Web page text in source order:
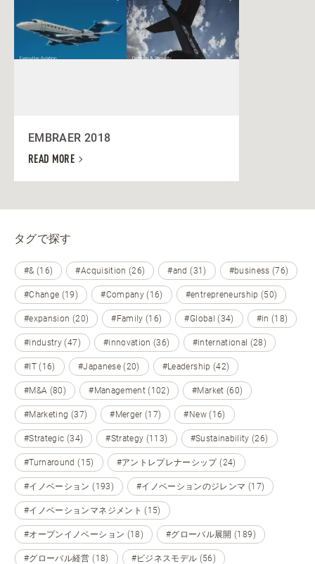
EMBRAER 2018
READ MORE
タグで探す
#& (16) #Acquisition (26) #and (31) #business (76)
#Change (19) #Company (16) #entrepreneurship (50)
#expansion (20) #Family (16) #Global (34) #in (18)
#industry (47) #innovation (36) #international (28)
#IT (16) #Japanese (20) #Leadership (42)
#M&A (80) #Management (102) #Market (60)
#Marketing (37) #Merger (17) #New (16)
#Strategic (34) #Strategy (113) #Sustainability (26)
#Turnaround (15) #アントレプレナーシップ (24)
#イノベーション (193) #イノベーションのジレンマ (17)
#イノベーションマネジメント (15)
#オープンイノベーション (18) #グローバル展開 (189)
#グローバル経営 (18) #ビジネスモデル (56)